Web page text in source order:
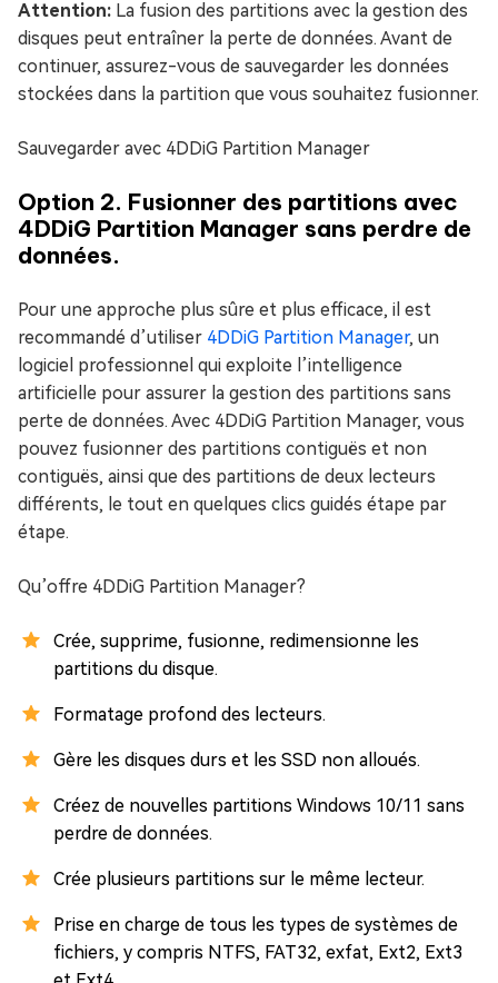
Attention: La fusion des partitions avec la gestion des
disques peut entraîner la perte de données. Avant de
continuer, assurez-vous de sauvegarder les données
stockées dans la partition que vous souhaitez fusionner.
Sauvegarder avec 4DDiG Partition Manager
Option 2. Fusionner des partitions avec
4DDiG Partition Manager sans perdre de
données.
Pour une approche plus sûre et plus efficace, il est
recommandé d’utiliser 4DDiG Partition Manager, un
logiciel professionnel qui exploite l’intelligence
artificielle pour assurer la gestion des partitions sans
perte de données. Avec 4DDiG Partition Manager, vous
pouvez fusionner des partitions contiguës et non
contiguës, ainsi que des partitions de deux lecteurs
différents, le tout en quelques clics guidés étape par
étape.
Qu’offre 4DDiG Partition Manager?
Crée, supprime, fusionne, redimensionne les
partitions du disque.
Formatage profond des lecteurs.
Gère les disques durs et les SSD non alloués.
Créez de nouvelles partitions Windows 10/11 sans
perdre de données.
Crée plusieurs partitions sur le même lecteur.
Prise en charge de tous les types de systèmes de
fichiers, y compris NTFS, FAT32, exfat, Ext2, Ext3